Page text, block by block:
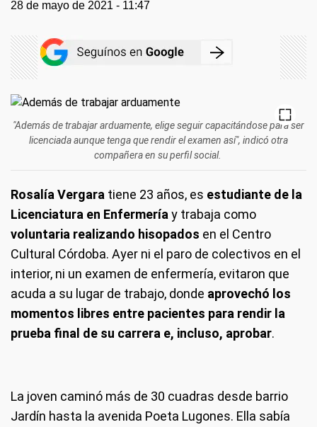
28 de mayo de 2021 - 11:47
"Además de trabajar arduamente, elige seguir capacitándose para ser
licenciada aunque tenga que rendir el examen así", indicó otra
compañera en su perfil social.
Rosalía Vergara tiene 23 años, es estudiante de la
Licenciatura en Enfermería y trabaja como
voluntaria realizando hisopados en el Centro
Cultural Córdoba. Ayer ni el paro de colectivos en el
interior, ni un examen de enfermería, evitaron que
acuda a su lugar de trabajo, donde aprovechó los
momentos libres entre pacientes para rendir la
prueba final de su carrera e, incluso, aprobar.
La joven caminó más de 30 cuadras desde barrio
Jardín hasta la avenida Poeta Lugones. Ella sabía